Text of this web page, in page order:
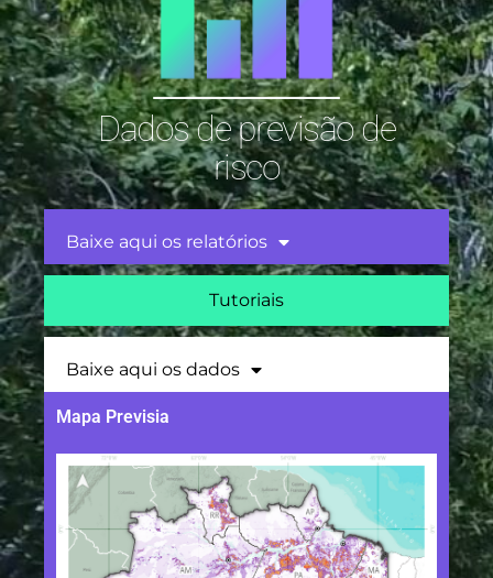
Dados de previsão de
risco
Baixe aqui os relatórios
Tutoriais
Baixe aqui os dados
Mapa Previsia